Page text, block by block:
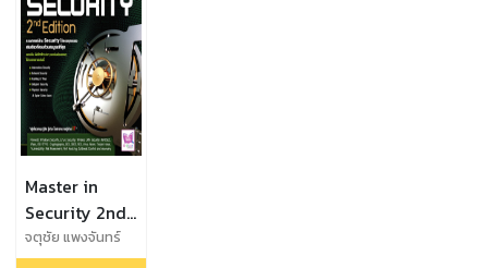
Master in
Security 2nd
Edition
จตุชัย แพงจันทร์